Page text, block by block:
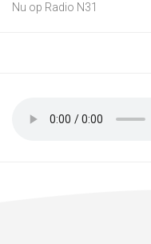
Nu op Radio N31